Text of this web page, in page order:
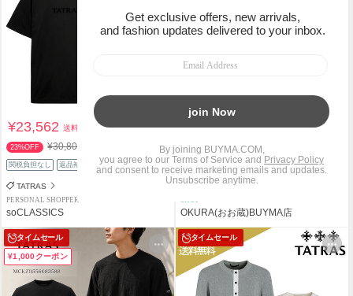
¥23,562送料込
23%OFF ¥30,800
関税負担なし 返品補償
TATRAS
PERSONAL SHOPPER
soCLASSICS
¥28,710送料込
1%OFF ¥29,000
関税負担なし 返品補償
中古 TATRAS
OKURA(おお蔵)BUYMA店
タイムセール
¥1,000クーポン
タイムセール